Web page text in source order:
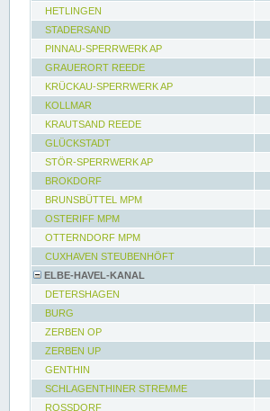
HETLINGEN
STADERSAND
PINNAU-SPERRWERK AP
GRAUERORT REEDE
KRÜCKAU-SPERRWERK AP
KOLLMAR
KRAUTSAND REEDE
GLÜCKSTADT
STÖR-SPERRWERK AP
BROKDORF
BRUNSBÜTTEL MPM
OSTERIFF MPM
OTTERNDORF MPM
CUXHAVEN STEUBENHÖFT
ELBE-HAVEL-KANAL
DETERSHAGEN
BURG
ZERBEN OP
ZERBEN UP
GENTHIN
SCHLAGENTHINER STREMME
ROSSDORF